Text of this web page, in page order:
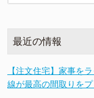
最近の情報
【注文住宅】家事を
線が最高の間取りを